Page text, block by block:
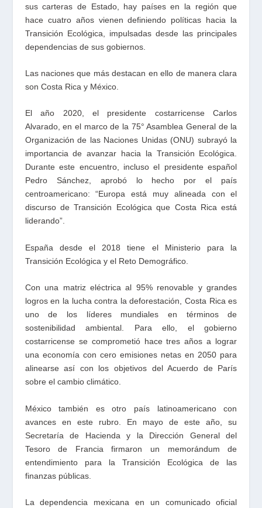
sus carteras de Estado, hay países en la región que
hace cuatro años vienen definiendo políticas hacia la
Transición Ecológica, impulsadas desde las principales
dependencias de sus gobiernos.
Las naciones que más destacan en ello de manera clara
son Costa Rica y México.
El año 2020, el presidente costarricense Carlos
Alvarado, en el marco de la 75° Asamblea General de la
Organización de las Naciones Unidas (ONU) subrayó la
importancia de avanzar hacia la Transición Ecológica.
Durante este encuentro, incluso el presidente español
Pedro Sánchez, aprobó lo hecho por el país
centroamericano: “Europa está muy alineada con el
discurso de Transición Ecológica que Costa Rica está
liderando”.
España desde el 2018 tiene el Ministerio para la
Transición Ecológica y el Reto Demográfico.
Con una matriz eléctrica al 95% renovable y grandes
logros en la lucha contra la deforestación, Costa Rica es
uno de los líderes mundiales en términos de
sostenibilidad ambiental. Para ello, el gobierno
costarricense se comprometió hace tres años a lograr
una economía con cero emisiones netas en 2050 para
alinearse así con los objetivos del Acuerdo de París
sobre el cambio climático.
México también es otro país latinoamericano con
avances en este rubro. En mayo de este año, su
Secretaría de Hacienda y la Dirección General del
Tesoro de Francia firmaron un memorándum de
entendimiento para la Transición Ecológica de las
finanzas públicas.
La dependencia mexicana en un comunicado oficial